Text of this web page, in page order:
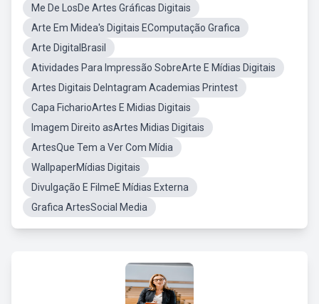
Me De LosDe Artes Gráficas Digitais
Arte Em Midea's Digitais EComputação Grafica
Arte DigitalBrasil
Atividades Para Impressão SobreArte E Mídias Digitais
Artes Digitais DeIntagram Academias Printest
Capa FicharioArtes E Midias Digitais
Imagem Direito asArtes Midias Digitais
ArtesQue Tem a Ver Com Mídia
WallpaperMídias Digitais
Divulgação E FilmeE Mídias Externa
Grafica ArtesSocial Media